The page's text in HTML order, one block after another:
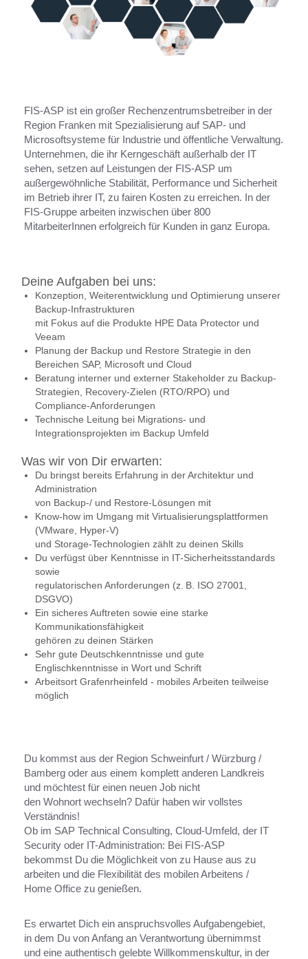
FIS-ASP ist ein großer Rechenzentrumsbetreiber in der
Region Franken mit Spezialisierung auf SAP- und
Microsoftsysteme für Industrie und öffentliche Verwaltung.
Unternehmen, die ihr Kerngeschäft außerhalb der IT
sehen, setzen auf Leistungen der FIS-ASP um
außergewöhnliche Stabilität, Performance und Sicherheit
im Betrieb ihrer IT, zu fairen Kosten zu erreichen. In der
FIS-Gruppe arbeiten inzwischen über 800
MitarbeiterInnen erfolgreich für Kunden in ganz Europa.
Deine Aufgaben bei uns:
Konzeption, Weiterentwicklung und Optimierung unserer
Backup-Infrastrukturen
mit Fokus auf die Produkte HPE Data Protector und
Veeam
Planung der Backup und Restore Strategie in den
Bereichen SAP, Microsoft und Cloud
Beratung interner und externer Stakeholder zu Backup-
Strategien, Recovery-Zielen (RTO/RPO) und
Compliance-Anforderungen
Technische Leitung bei Migrations- und
Integrationsprojekten im Backup Umfeld
Was wir von Dir erwarten:
Du bringst bereits Erfahrung in der Architektur und
Administration
von Backup-/ und Restore-Lösungen mit
Know-how im Umgang mit Virtualisierungsplattformen
(VMware, Hyper-V)
und Storage-Technologien zählt zu deinen Skills
Du verfügst über Kenntnisse in IT-Sicherheitsstandards
sowie
regulatorischen Anforderungen (z. B. ISO 27001,
DSGVO)
Ein sicheres Auftreten sowie eine starke
Kommunikationsfähigkeit
gehören zu deinen Stärken
Sehr gute Deutschkenntnisse und gute
Englischkenntnisse in Wort und Schrift
Arbeitsort Grafenrheinfeld - mobiles Arbeiten teilweise
möglich
Du kommst aus der Region Schweinfurt / Würzburg /
Bamberg oder aus einem komplett anderen Landkreis
und möchtest für einen neuen Job nicht
den Wohnort wechseln? Dafür haben wir vollstes
Verständnis!
Ob im SAP Technical Consulting, Cloud-Umfeld, der IT
Security oder IT-Administration: Bei FIS-ASP
bekommst Du die Möglichkeit von zu Hause aus zu
arbeiten und die Flexibilität des mobilen Arbeitens /
Home Office zu genießen.
Es erwartet Dich ein anspruchsvolles Aufgabengebiet,
in dem Du von Anfang an Verantwortung übernimmst
und eine authentisch gelebte Willkommenskultur, in der